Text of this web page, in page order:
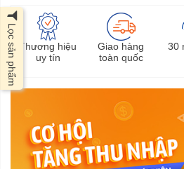
Thương hiệu
uy tín
Giao hàng
toàn quốc
30
Lọc sản phẩm